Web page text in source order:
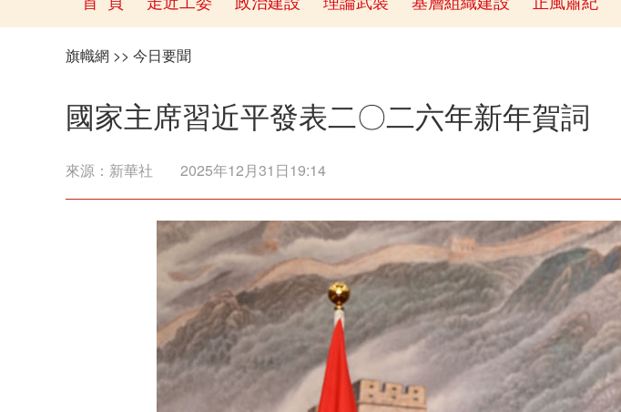
旗幟網 >> 今日要聞
國家主席習近平發表二〇二六年新年賀詞
來源： 新華社 2025年12月31日19:14